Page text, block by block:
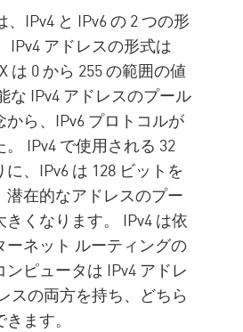
の比較
イントのソリュ
IPv4 と IPv6 の 2 つの形
IPv4 アドレスの形式は
は 0 から 255 の範囲の値
な IPv4 アドレスのプール
ら、IPv6 プロトコルが
IPv4 で使用される 32
、IPv6 は 128 ビットを
潜在的なアドレスのプー
くなります。 IPv4 は依
ーネット ルーティングの
ピュータは IPv4 アドレ
スの両方を持ち、どちら
ます。